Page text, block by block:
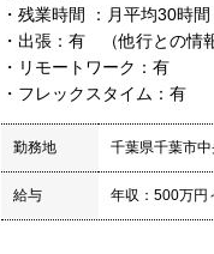
・残業時間 ：月平均30時間
・出張：有 （他行との情
・リモートワーク：有
・フレックスタイム：有
勤務地 千葉県千葉市中
給与 年収：500万円